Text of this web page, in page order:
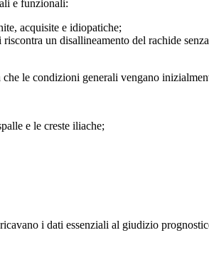
e funzionali:
acquisite e idiopatiche;
un disallineamento del rachide
le condizioni generali vengano
e le creste iliache;
i dati essenziali al giudizio